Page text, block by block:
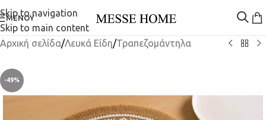
Skip to navigation
Skip to main content
ΜΕΝΟΎ
Αρχική σελίδα/Λευκά Είδη/Τραπεζομάντηλα
-49%